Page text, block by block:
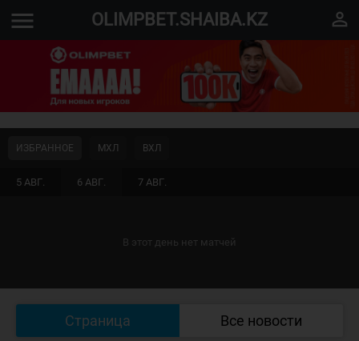
menu OLIMPBET.SHAIBA.KZ perm_identity
5 АВГ. 6 АВГ. 7 АВГ.
ИЗБРАННОЕ МХЛ ВХЛ
В этот день нет матчей
Страница Все новости